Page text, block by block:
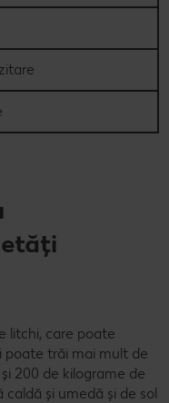
litchi, care poate
poate trăi mai mult de
200 de kilograme de
și umedă și de sol